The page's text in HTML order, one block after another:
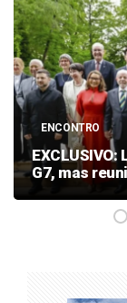
ENCONTRO
G7, mas